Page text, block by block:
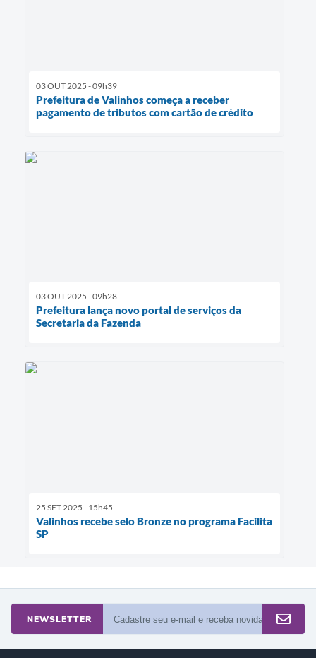
03 OUT 2025 - 09h39
Prefeitura de Valinhos começa a receber
pagamento de tributos com cartão de crédito
03 OUT 2025 - 09h28
Prefeitura lança novo portal de serviços da
Secretaria da Fazenda
25 SET 2025 - 15h45
Valinhos recebe selo Bronze no programa Facilita
SP
NEWSLETTER